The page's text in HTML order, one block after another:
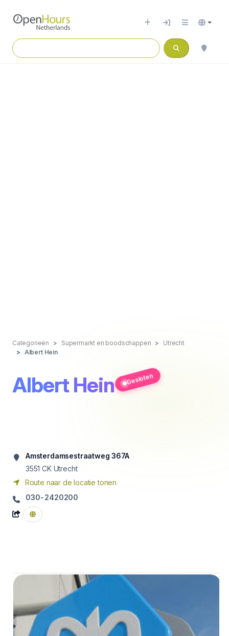
Categorieën Supermarkt en boodschappen
Utrecht
Albert Hein
Albert Hein Gesloten
Amsterdamsestraatweg 367A
3551 CK Utrecht
Route naar de locatie tonen
030-2420200